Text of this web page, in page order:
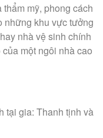
mỹ, phong cách
những khu vực tưởng
nhà vệ sinh chính
một ngôi nhà cao
tại gia: Thanh tịnh và